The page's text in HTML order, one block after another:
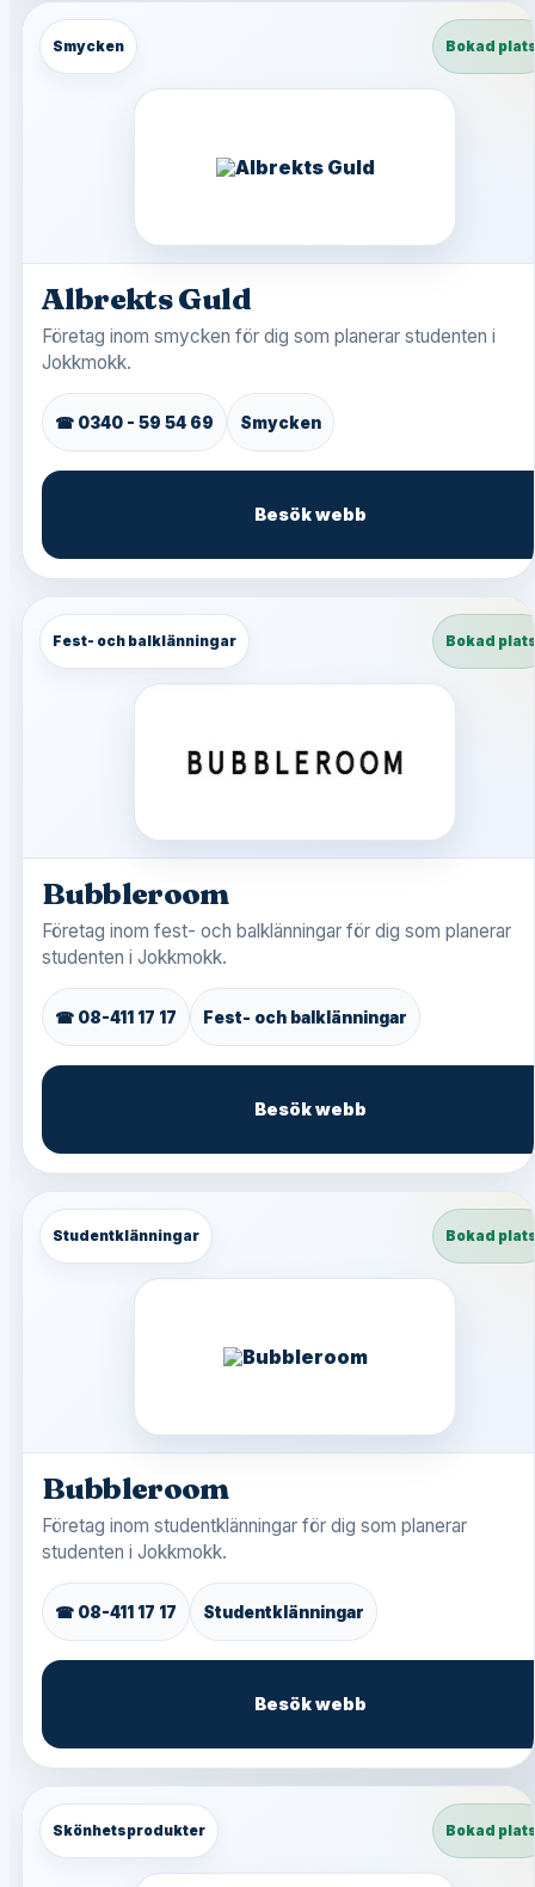
Smycken Bokad
Albrekts Guld
Företag inom smycken för dig som planerar studenten i
Jokkmokk.
☎ 0340 - 59 54 69 Smycken
Besök webb
Fest- och balklänningar Bokad
Bubbleroom
Företag inom fest- och balklänningar för dig som planerar
studenten i Jokkmokk.
☎ 08-411 17 17 Fest- och balklänningar
Besök webb
Studentklänningar Bokad
Bubbleroom
Företag inom studentklänningar för dig som planerar
studenten i Jokkmokk.
☎ 08-411 17 17 Studentklänningar
Besök webb
Skönhetsprodukter Bokad